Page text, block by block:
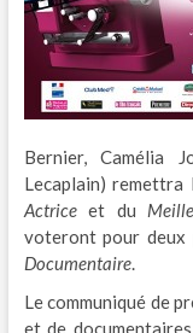
Bernier, Camélia
Lecaplain) remettra
Actriceet du
voteront pour deux
Documentaire.
Le communiqué de
et de